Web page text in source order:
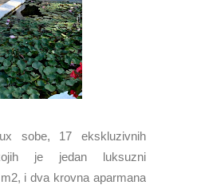
sobe, 17 ekskluzivnih
je jedan luksuzni
i dva krovna aparmana